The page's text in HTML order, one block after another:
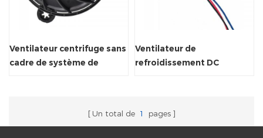
Ventilateur centrifuge sans
cadre de système de
Ventilateur de
refroidissement DC
électroniques
Un total de 1 pages